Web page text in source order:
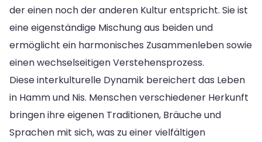
der einen noch der anderen Kultur entspricht. Sie ist
eine eigenständige Mischung aus beiden und
ermöglicht ein harmonisches Zusammenleben sowie
einen wechselseitigen Verstehensprozess.
Diese interkulturelle Dynamik bereichert das Leben
in Hamm und Nis. Menschen verschiedener Herkunft
bringen ihre eigenen Traditionen, Bräuche und
Sprachen mit sich, was zu einer vielfältigen